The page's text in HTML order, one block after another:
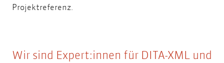
Projektreferenz.
Wir sind Expert:innen für DITA-XML und